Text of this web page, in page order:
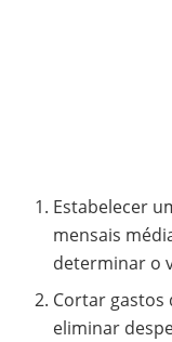
Estabelecer
mensais
determinar o
Cortar gastos
eliminar